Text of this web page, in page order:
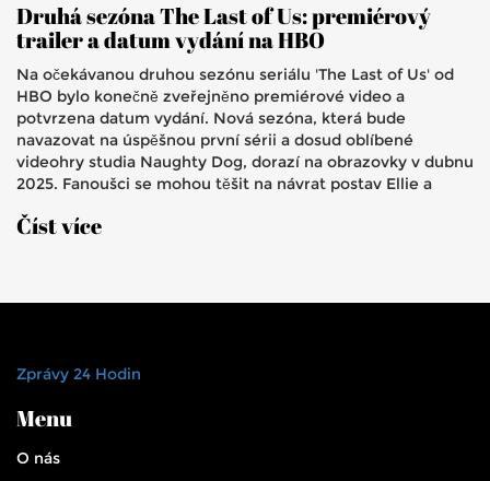
Druhá sezóna The Last of Us: premiérový
trailer a datum vydání na HBO
Na očekávanou druhou sezónu seriálu 'The Last of Us' od
HBO bylo konečně zveřejněno premiérové video a
potvrzena datum vydání. Nová sezóna, která bude
navazovat na úspěšnou první sérii a dosud oblíbené
videohry studia Naughty Dog, dorazí na obrazovky v dubnu
2025. Fanoušci se mohou těšit na návrat postav Ellie a
kterou ztvární Kaitlyn Dever.
Číst více
Zprávy 24 Hodin
Menu
O nás